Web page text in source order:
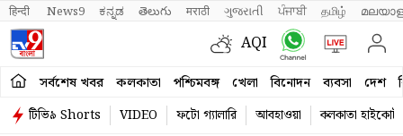
हिन्दी News9 ಕನ್ನಡ తెలుగు मराठी ગુજરાતી ਪੰਜਾਬੀ தமிழ்
AQI
সর্বশেষ খবর কলকাতা পশ্চিমবঙ্গ খেলা বিনোদন ব্যবসা দেশ
টিভি৯ Shorts VIDEO ফটো গ্যালারি আবহাওয়া
কলকাতা হাইকোর্ট